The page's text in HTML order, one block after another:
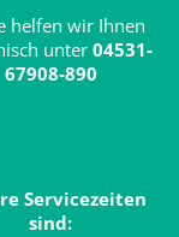
helfen wir Ihnen
unter 04531-
67908-890
Servicezeiten
sind: